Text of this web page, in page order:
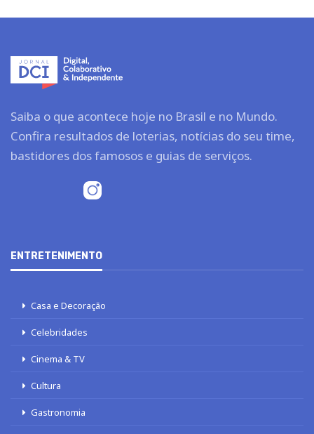
Saiba o que acontece hoje no Brasil e no Mundo.
Confira resultados de loterias, notícias do seu time,
bastidores dos famosos e guias de serviços.
ENTRETENIMENTO
Casa e Decoração
Celebridades
Cinema & TV
Cultura
Gastronomia